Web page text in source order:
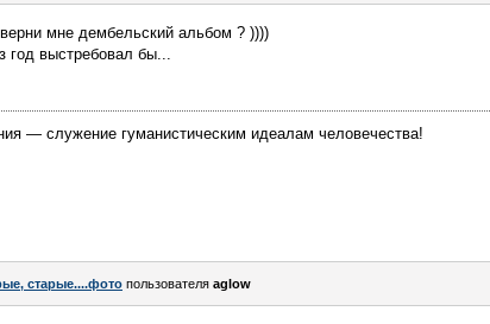
мне дембельский альбом ? ))))
год выстребовал бы...
— служение гуманистическим идеалам человечества!
старые....фото пользователя aglow